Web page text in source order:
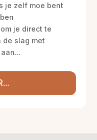
je zelf moe bent
je direct te
de slag met